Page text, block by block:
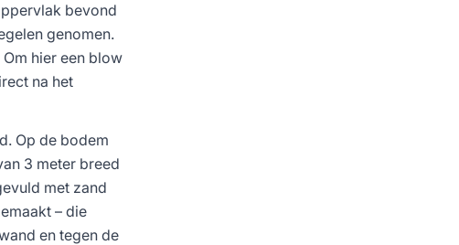
bevond
genomen.
hier een blow
na het
Op de bodem
3 meter breed
met zand
– die
en tegen de